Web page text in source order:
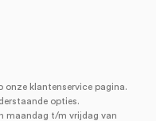
onze klantenservice pagina.
opties.
maandag t/m vrijdag van